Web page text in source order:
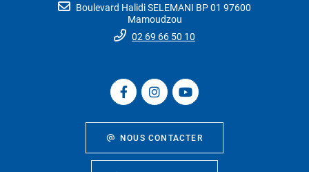
Boulevard Halidi SELEMANI BP 01 97600
Mamoudzou
02 69 66 50 10
NOUS CONTACTER